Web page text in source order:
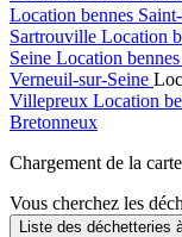
Location bennes
Sartrouville Location
Seine Location bennes
Verneuil-sur-Seine
Villepreux Location
Bretonneux
Chargement de la
Vous cherchez les
Liste des déchetteries